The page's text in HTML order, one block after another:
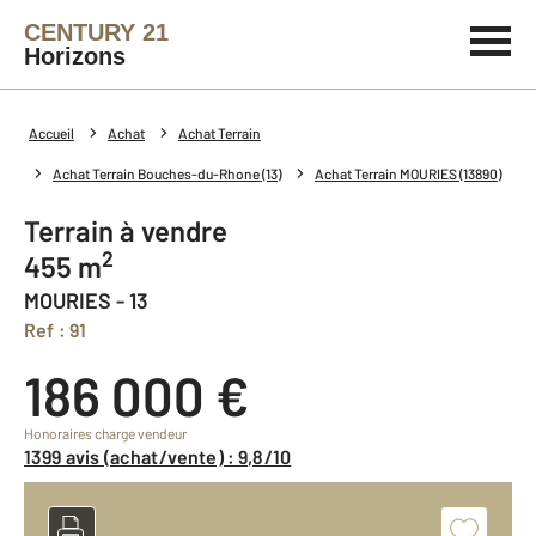
CENTURY 21
Horizons
Accueil Achat Achat Terrain
Achat Terrain Bouches-du-Rhone (13) Achat Terrain MOURIES (13890)
Terrain à vendre
455 m2
MOURIES - 13
Ref : 91
186 000 €
Honoraires charge vendeur
1399 avis (achat/vente) : 9,8/10